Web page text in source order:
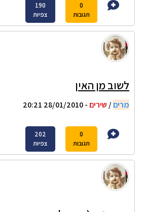
0
תגובות
190
צפיות
לשוב מן האין
מרים/ שירים - 28/01/2010 20:21
0
תגובות
202
צפיות